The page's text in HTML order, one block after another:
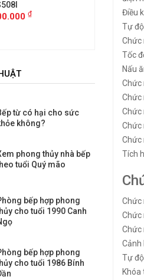
Điều
Tự
Chức
Tốc
Nấu
Chức
Chức
Chức
Chức
Chức
Tích
Chức
Chức
Chức
Cảnh
Tự
Khóa
₫
từ có hại cho sức
không?
phong thủy nhà bếp
tuổi Quý mão
bếp hợp phong
cho tuổi 1990 Canh
bếp hợp phong
cho tuổi 1986 Bính